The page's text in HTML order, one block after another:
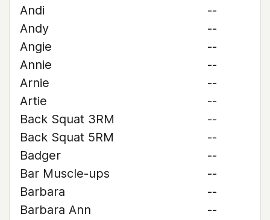
Andi
--
Andy
--
Angie
--
Annie
--
Arnie
--
Artie
--
Back Squat 3RM
--
Back Squat 5RM
--
Badger
--
Bar Muscle-ups
--
Barbara
--
Barbara Ann
--